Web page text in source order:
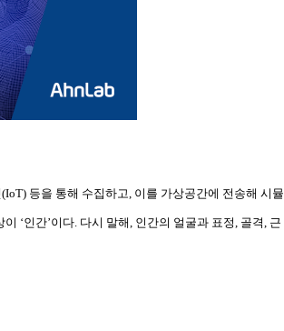
(IoT) 등을 통해 수집하고, 이를 가상공간에 전송해 시뮬
이 ‘인간’이다. 다시 말해, 인간의 얼굴과 표정, 골격, 근